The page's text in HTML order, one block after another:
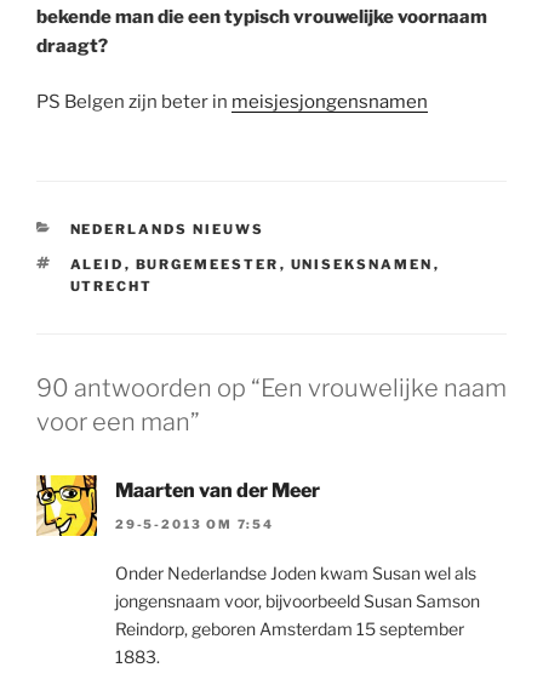
bekende man die een typisch vrouwelijke voornaam
draagt?
PS Belgen zijn beter in meisjesjongensnamen
CATEGORIEËN
NEDERLANDS NIEUWS
TAGS
ALEID , BURGEMEESTER , UNISEKSNAMEN ,
UTRECHT
90 antwoorden op “Een vrouwelijke naam
voor een man”
Maarten van der Meer
29-5-2013 OM 7:54
Onder Nederlandse Joden kwam Susan wel als
jongensnaam voor, bijvoorbeeld Susan Samson
Reindorp, geboren Amsterdam 15 september
1883.